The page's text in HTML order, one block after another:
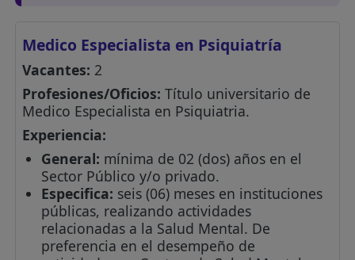
Medico Especialista en Psiquiatría
Vacantes: 2
Profesiones/Oficios: Título universitario de
Medico Especialista en Psiquiatria.
Experiencia:
General: mínima de 02 (dos) años en el
Sector Público y/o privado.
Especifica: seis (06) meses en instituciones
públicas, realizando actividades
relacionadas a la Salud Mental. De
preferencia en el desempeño de